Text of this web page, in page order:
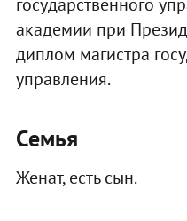
академии при
диплом магистра
управления.
Семья
Женат, есть сын.